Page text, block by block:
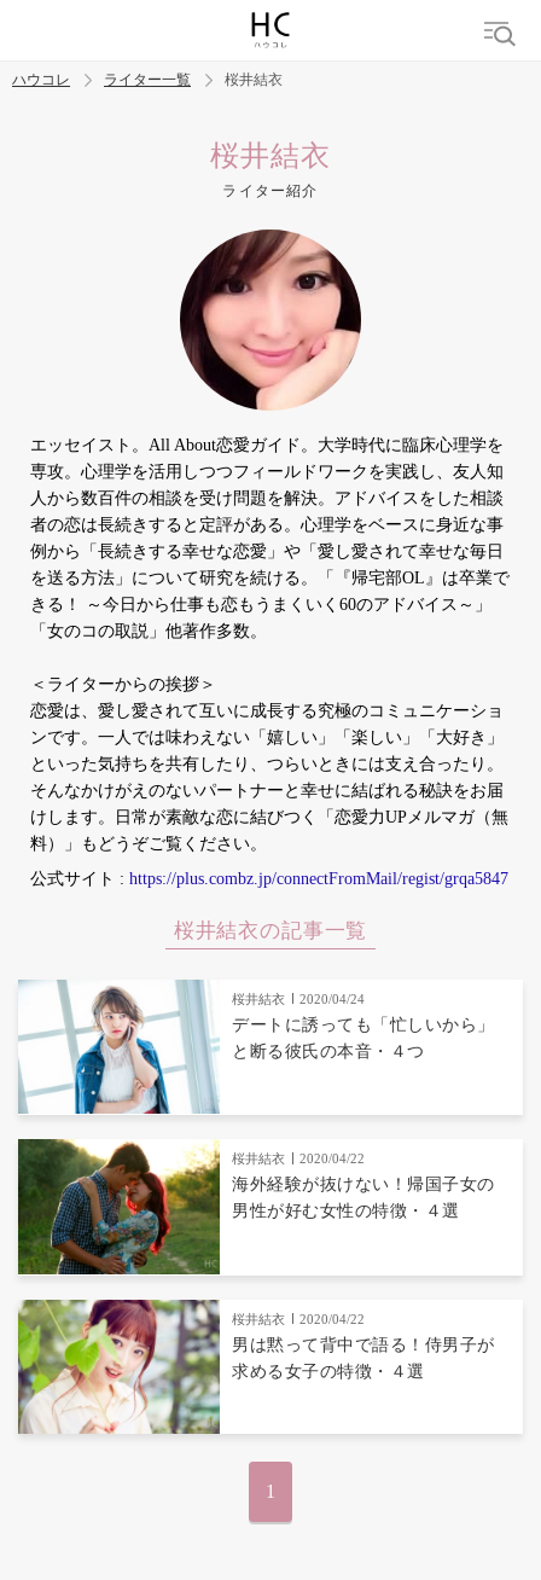
カップル 男の本音
ハウコレ ライター一覧 桜井結衣
桜井結衣
ライター紹介
エッセイスト。All About恋愛ガイド。大学時代に臨床心理学を
専攻。心理学を活用しつつフィールドワークを実践し、友人知
人から数百件の相談を受け問題を解決。アドバイスをした相談
者の恋は長続きすると定評がある。心理学をベースに身近な事
例から「長続きする幸せな恋愛」や「愛し愛されて幸せな毎日
を送る方法」について研究を続ける。「『帰宅部OL』は卒業で
きる！ ～今日から仕事も恋もうまくいく60のアドバイス～」
「女のコの取説」他著作多数。
＜ライターからの挨拶＞
恋愛は、愛し愛されて互いに成長する究極のコミュニケーショ
ンです。一人では味わえない「嬉しい」「楽しい」「大好き」
といった気持ちを共有したり、つらいときには支え合ったり。
そんなかけがえのないパートナーと幸せに結ばれる秘訣をお届
けします。日常が素敵な恋に結びつく「恋愛力UPメルマガ（無
料）」もどうぞご覧ください。
公式サイト : https://plus.combz.jp/connectFromMail/regist/grqa5847
桜井結衣の記事一覧
桜井結衣 2020/04/24
デートに誘っても「忙しいから」
と断る彼氏の本音・４つ
桜井結衣 2020/04/22
海外経験が抜けない！帰国子女の
男性が好む女性の特徴・４選
桜井結衣 2020/04/22
男は黙って背中で語る！侍男子が
求める女子の特徴・４選
1